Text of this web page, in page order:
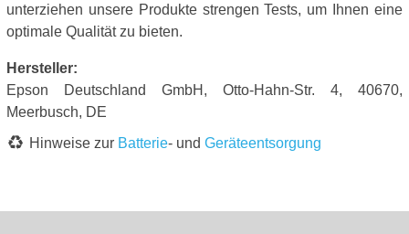
unterziehen unsere Produkte strengen Tests, um Ihnen eine
optimale Qualität zu bieten.
Hersteller:
Epson Deutschland GmbH, Otto-Hahn-Str. 4, 40670,
Meerbusch, DE
Hinweise zur Batterie- und Geräteentsorgung